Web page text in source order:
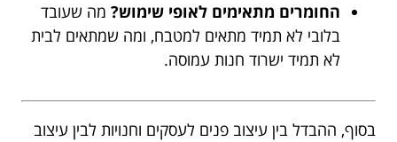
החומרים מתאימים לאופי שימוש? מה שעובד
בלובי לא תמיד מתאים למטבח, ומה שמתאים לבית
לא תמיד ישרוד חנות עמוסה.
בסוף, ההבדל בין עיצוב פנים לעסקים וחנויות לבין עיצוב